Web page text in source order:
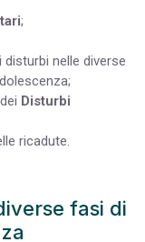
;
nelle diverse
Disturbi
ricadute.
fasi di